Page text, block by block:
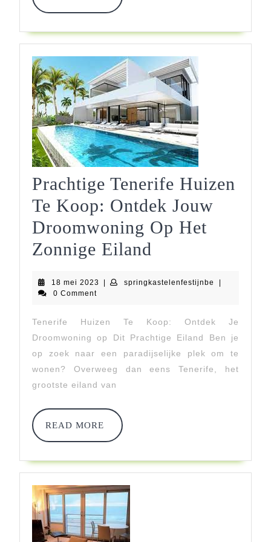
MORE
Prachtige Tenerife Huizen
Te Koop: Ontdek Jouw
Droomwoning Op Het
Zonnige Eiland
Huizen
Koop:
Ontdek
Jouw
Zonnige
18 mei 2023 18
springkastelenfestijnbe
0 Comment
Tenerife Huizen Te Koop: Ontdek Je
Droomwoning op Dit Prachtige Eiland Ben je
op zoek naar een paradijselijke plek om te
wonen? Overweeg dan eens Tenerife, het
grootste eiland van
READ MORE
READ
MORE